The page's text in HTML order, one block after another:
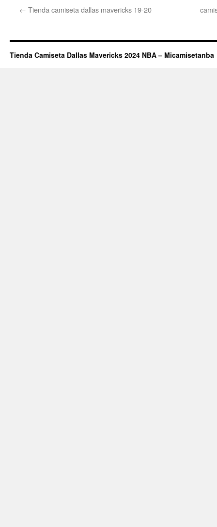
← Tienda camiseta dallas mavericks 19-20
Tienda Camiseta Dallas Mavericks 2024 NBA – Micamisetanba